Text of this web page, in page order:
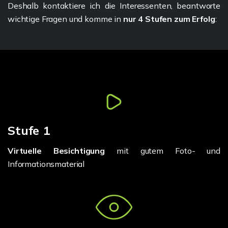
Deshalb kontaktiere ich die Interessenten, beantworte
wichtige Fragen und komme in nur 4 Stufen zum Erfolg:
Stufe 1
Virtuelle Besichtigung mit gutem Foto- und
Informationsmaterial